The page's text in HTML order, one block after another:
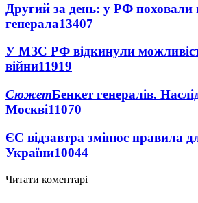
Другий за день: у РФ поховали
генерала13407
У МЗС РФ відкинули
війни11919
СюжетБенкет генералів.
Москві11070
ЄС відзавтра змінює правила
України10044
Читати коментарі